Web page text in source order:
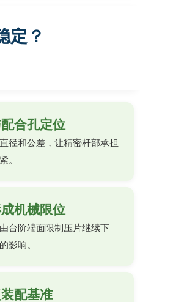
定？
合孔定位
径和公差，让精密杆部承担
。
机械限位
台阶端面限制压片继续下
影响。
配基准